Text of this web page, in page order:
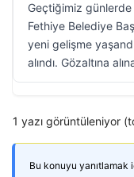
Geçtiğimiz günlerde
Fethiye Belediye
yeni gelişme
alındı. Gözaltına
1 yazı görüntüleniyor
Bu konuyu yanıtlamak